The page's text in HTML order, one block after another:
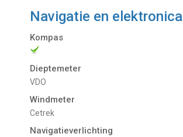
Navigatie en elektronica
Kompas
Dieptemeter
VDO
Windmeter
Cetrek
Navigatieverlichting